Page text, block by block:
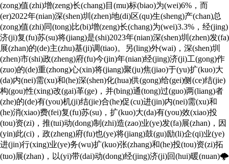
(zong)值(zhi)增(zeng)长(chang)目(mu)标(biao)为(wei)6%，而
(er)2022年(nian)深(shen)圳(zhen)地(di)区(qu)生(sheng)产(chan)总
(zong)值(zhi)同(tong)比(bi)增(zeng)长(chang)为(wei)3.3%，经(jing)
济(ji)复(fu)苏(su)将(jiang)是(shi)2023年(nian)深(shen)圳(zhen)发(fa)
展(zhan)的(de)主(zhu)基(ji)调(tiao)。另(ling)外(wai)，深(shen)圳
(zhen)市(shi)政(zheng)府(fu)今(jin)年(nian)经(jing)济(ji)工(gong)作
(zuo)的(de)重(zhong)心(xin)将(jiang)聚(ju)焦(jiao)于(yu)扩(kuo)大
(da)内(nei)需(xu)和(he)深(shen)化(hua)供(gong)给(gei)侧(ce)结(jie)
构(gou)性(xing)改(gai)革(ge)，并(bing)通(tong)过(guo)两(liang)者
(zhe)的(de)有(you)机(ji)结(jie)合(he)促(cu)进(jin)内(nei)需(xu)和
(he)消(xiao)费(fei)复(fu)苏(su)，扩(kuo)大(da)有(you)效(xiao)投
(tou)资(zi)，推(tui)动(dong)制(zhi)造(zao)业(ye)发(fa)展(zhan)，因
(yin)此(ci)，政(zheng)府(fu)也(ye)将(jiang)鼓(gu)励(li)企(qi)业(ye)
进(jin)行(xing)业(ye)务(wu)扩(kuo)张(zhang)和(he)投(tou)资(zi)拓
(tuo)展(zhan)，以(yi)带(dai)动(dong)经(jing)济(ji)回(hui)暖(nuan)🌩